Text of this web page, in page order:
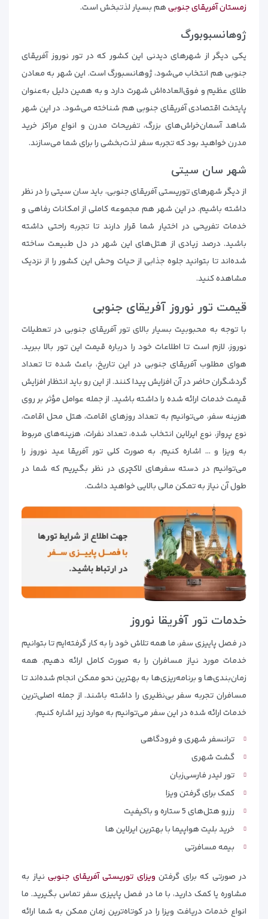
زمستان آفریقای جنوبیهم بسیار لذتبخش است.
ژوهانسبوبورگ
یکی دیگر از شهرهای دیدنی این کشور که در تور نوروز آفریقای
جنوبی هم انتخاب می‌شود، ژوهانسبورگ است. این شهر به معادن
طلای عظیم و فوق‌العاده‌اش شهرت دارد و به همین دلیل به‌عنوان
پایتخت اقتصادی آفریقای جنوبی هم شناخته می‌شود. در این شهر
شاهد آسمان‌خراش‌های بزرگ، تفریحات مدرن و انواع مراکز خرید
مدرن خواهید بود که تجربه سفر لذت‌بخشی را برای شما می‌سازند.
شهر سان سیتی
از دیگر شهرهای توریستی آفریقای جنوبی، باید سان سیتی را در نظر
داشته باشیم. در این شهر هم مجموعه کاملی از امکانات رفاهی و
خدمات تفریحی در اختیار شما قرار دارند تا تجربه راحتی داشته
باشید. درصد زیادی از هتل‌های این شهر در دل طبیعت ساخته
شده‌اند تا بتوانید جلوه جذابی از حیات وحش این کشور را از نزدیک
مشاهده کنید.
قیمت تور نوروز آفریقای جنوبی
با توجه به محبوبیت بسیار بالای تور آفریقای جنوبی در تعطیلات
نوروز، لازم است تا اطلاعات خود را درباره قیمت این تور بالا ببرید.
هوای مطلوب آفریقای جنوبی در این تاریخ، باعث شده تا تعداد
گردشگران حاضر در آن افزایش پیدا کنند. از این رو باید انتظار افزایش
قیمت خدمات ارائه شده را داشته باشید. از جمله عوامل مؤثر بر روی
هزینه سفر، می‌توانیم به تعداد روزهای اقامت، هتل محل اقامت،
نوع پرواز، نوع ایرلاین انتخاب شده، تعداد نفرات، هزینه‌های مربوط
به ویزا و … اشاره کنیم. به صورت کلی تور آفریقا عید نوروز را
می‌توانیم در دسته سفرهای لاکچری در نظر بگیریم که شما در
طول آن نیاز به تمکن مالی بالایی خواهید داشت.
خدمات تور آفریقا نوروز
در فصل پاییزی سفر، ما همه تلاش خود را به کار گرفته‌ایم تا بتوانیم
خدمات مورد نیاز مسافران را به صورت کامل ارائه دهیم. همه
زمان‌بندی‌ها و برنامه‌ریزی‌ها به بهترین نحو ممکن انجام شده‌اند تا
مسافران تجربه سفر بی‌نظیری را داشته باشند. از جمله اصلی‌ترین
خدمات ارائه شده در این سفر می‌توانیم به موارد زیر اشاره کنیم.
ترانسفر شهری و فرودگاهی
گشت شهری
تور لیدر فارسی‌زبان
کمک برای گرفتن ویزا
رزرو هتل‌های 5 ستاره و باکیفیت
خرید بلیت هواپیما با بهترین ایرلاین ها
بیمه مسافرتی
در صورتی که برای گرفتن ویزای توریستی آفریقای جنوبی نیاز به
مشاوره یا کمک دارید، با ما در فصل پاییزی سفر تماس بگیرید. ما
انواع خدمات دریافت ویزا را در کوتاه‌ترین زمان ممکن به شما ارائه